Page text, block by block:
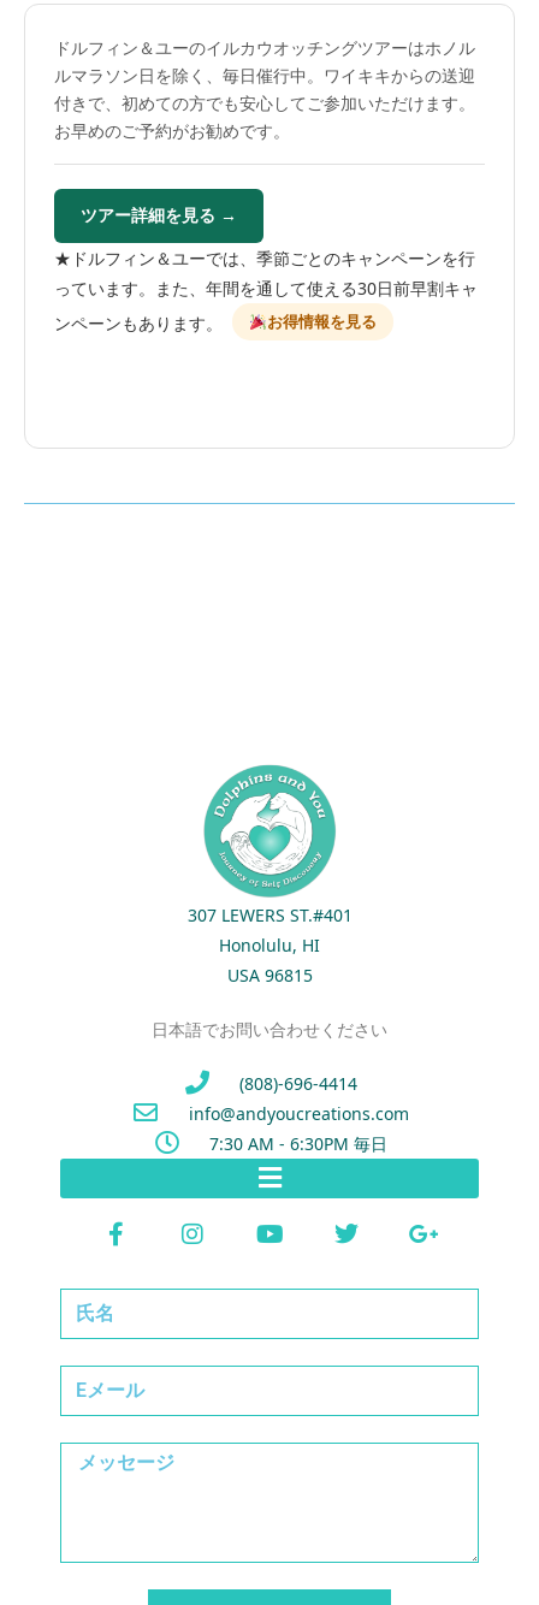
ドルフィン＆ユーのイルカウオッチングツアーはホノル
ルマラソン日を除く、毎日催行中。ワイキキからの送迎
付きで、初めての方でも安心してご参加いただけます。
お早めのご予約がお勧めです。
ツアー詳細を見る →
★ドルフィン＆ユーでは、季節ごとのキャンペーンを行
っています。また、年間を通して使える30日前早割キャ
ンペーンもあります。
お得情報を見る
307 LEWERS ST.#401
Honolulu, HI
USA 96815
日本語でお問い合わせください
(808)-696-4414
info@andyoucreations.com
7:30 AM - 6:30PM 毎日